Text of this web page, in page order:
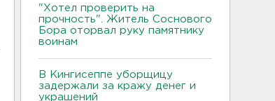
"Хотел проверить на
прочность". Житель Соснового
Бора оторвал руку памятнику
воинам
В Кингисеппе уборщицу
задержали за кражу денег и
украшений